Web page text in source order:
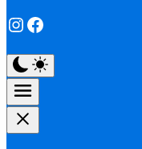
Instagram
Facebook